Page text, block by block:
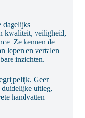
dagelijks
kwaliteit, veiligheid,
Ze kennen de
lopen en vertalen
inzichten.
Geen
duidelijke uitleg,
handvatten